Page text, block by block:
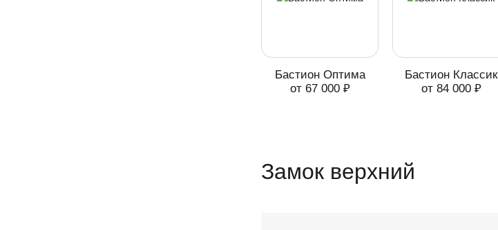
Бастион Оптима
от 67 000 ₽
Бастион Классик
от 84 000 ₽
Замок верхний